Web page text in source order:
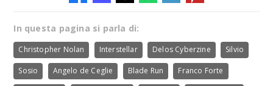
In questa pagina si parla di:
Christopher Nolan Interstellar Delos Cyberzine Silvio
Sosio Angelo de Ceglie Blade Run Franco Forte